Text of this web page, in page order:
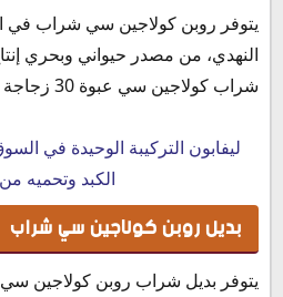
يتوفر روبن كولاجين سي شراب في
النهدي، من مصدر حيواني وبحري
شراب كولاجين سي عبوة 30 زجاجة 460.95 ر.س.‏
ليفابون التركيبة الوحيدة في
الكبد وتحميه
بديل روبن كولاجين سي شراب
يتوفر بديل شراب روبن كولاجين